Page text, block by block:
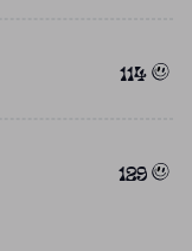
114
129